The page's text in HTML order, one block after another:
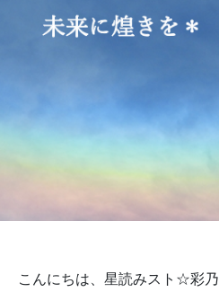
こんにちは、星読みスト☆彩乃